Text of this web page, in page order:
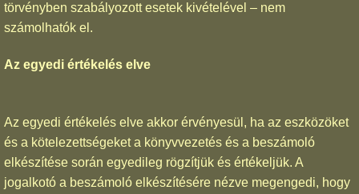
törvényben szabályozott esetek kivételével – nem
számolhatók el.
Az egyedi értékelés elve
Az egyedi értékelés elve akkor érvényesül, ha az eszközöket
és a kötelezettségeket a könyvvezetés és a beszámoló
elkészítése során egyedileg rögzítjük és értékeljük. A
jogalkotó a beszámoló elkészítésére nézve megengedi, hogy